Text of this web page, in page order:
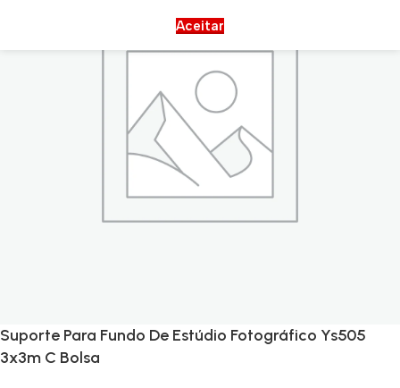
Aceitar
Suporte Para Fundo De Estúdio Fotográfico Ys505
3x3m C Bolsa